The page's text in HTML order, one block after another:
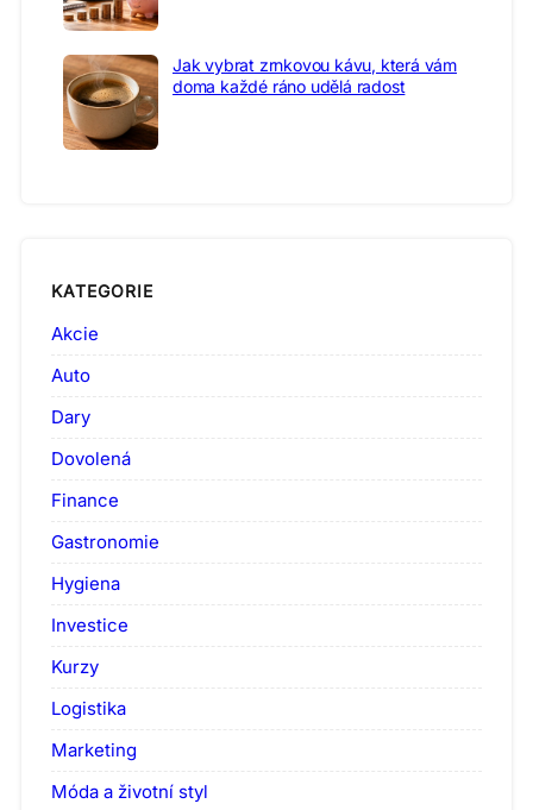
Jak vybrat zrnkovou kávu, která vám
doma každé ráno udělá radost
KATEGORIE
Akcie
Auto
Dary
Dovolená
Finance
Gastronomie
Hygiena
Investice
Kurzy
Logistika
Marketing
Móda a životní styl